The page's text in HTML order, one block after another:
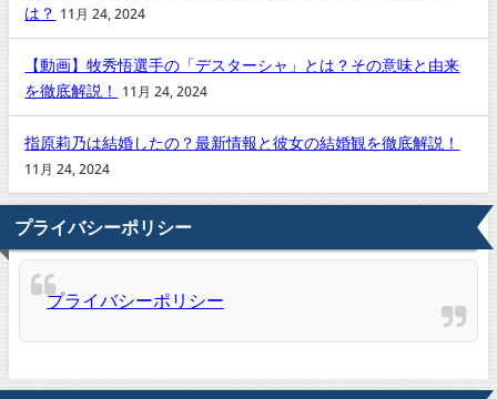
は？ 11月 24, 2024
【動画】牧秀悟選手の「デスターシャ」とは？その意味と由来
を徹底解説！
11月 24, 2024
指原莉乃は結婚したの？最新情報と彼女の結婚観を徹底解説！
11月 24, 2024
プライバシーポリシー
プライバシーポリシー